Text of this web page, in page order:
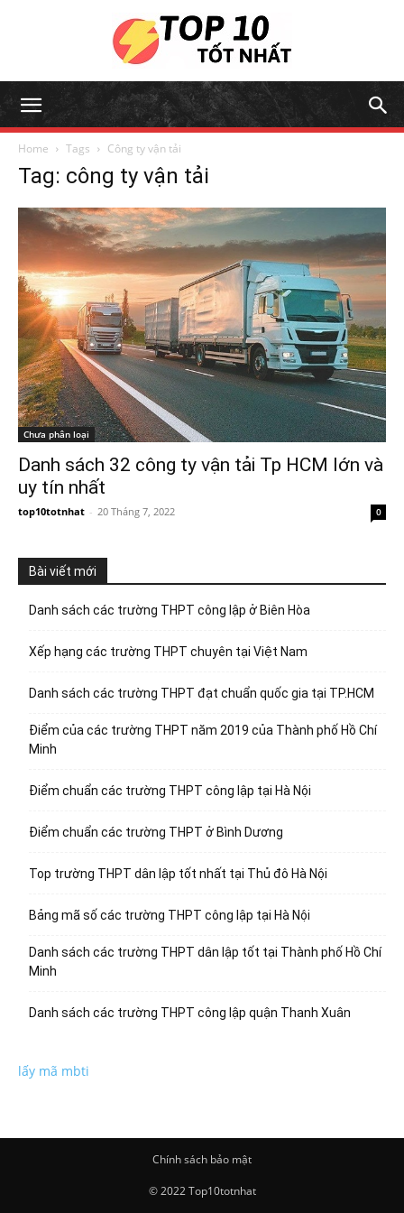
Home Tags Công ty vận tải
Tag: công ty vận tải
Chưa phân loại
Danh sách 32 công ty vận tải Tp HCM lớn và
uy tín nhất
top10totnhat - 20 Tháng 7, 2022 0
Bài viết mới
Danh sách các trường THPT công lập ở Biên Hòa
Xếp hạng các trường THPT chuyên tại Việt Nam
Danh sách các trường THPT đạt chuẩn quốc gia tại TP.HCM
Điểm của các trường THPT năm 2019 của Thành phố Hồ Chí
Minh
Điểm chuẩn các trường THPT công lập tại Hà Nội
Điểm chuẩn các trường THPT ở Bình Dương
Top trường THPT dân lập tốt nhất tại Thủ đô Hà Nội
Bảng mã số các trường THPT công lập tại Hà Nội
Danh sách các trường THPT dân lập tốt tại Thành phố Hồ Chí
Minh
Danh sách các trường THPT công lập quận Thanh Xuân
lấy mã mbti
Chính sách bảo mật
© 2022 Top10totnhat